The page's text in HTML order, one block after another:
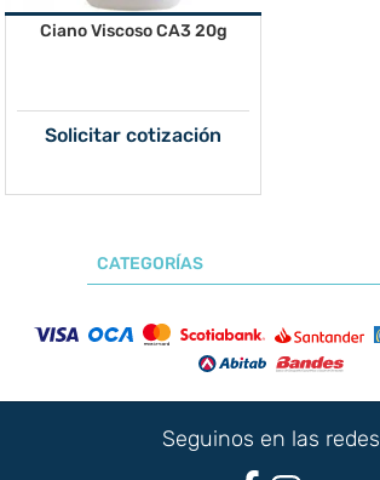
Ciano Viscoso CA3 20g
Solicitar cotización
CATEGORÍAS
Seguinos en las redes